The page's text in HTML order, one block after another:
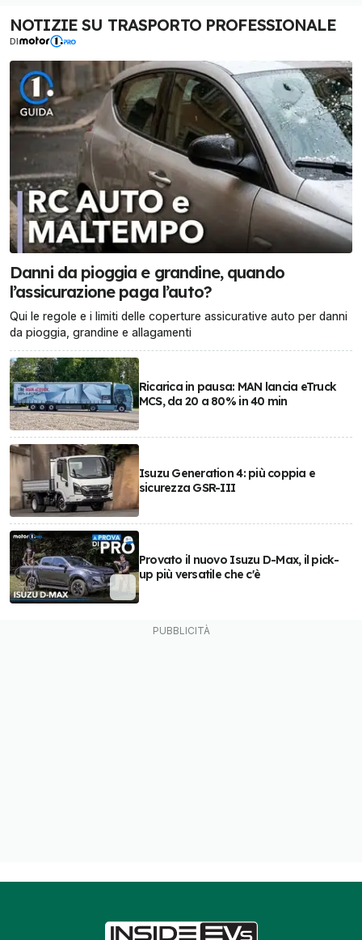
NOTIZIE SU TRASPORTO PROFESSIONALE
DI
Danni da pioggia e grandine, quando
l’assicurazione paga l’auto?
Qui le regole e i limiti delle coperture assicurative auto per danni
da pioggia, grandine e allagamenti
Ricarica in pausa: MAN lancia eTruck
MCS, da 20 a 80% in 40 min
Isuzu Generation 4: più coppia e
sicurezza GSR-III
Provato il nuovo Isuzu D-Max, il pick-
up più versatile che c'è